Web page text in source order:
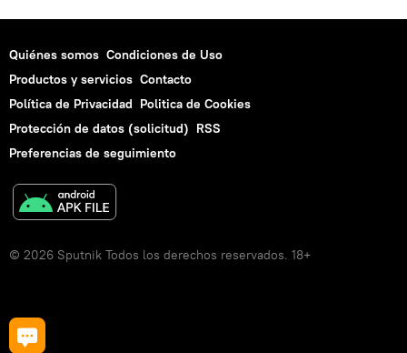
Quiénes somos Condiciones de Uso
Productos y servicios Contacto
Política de Privacidad Politica de Cookies
Protección de datos (solicitud) RSS
Preferencias de seguimiento
© 2026 Sputnik Todos los derechos reservados. 18+